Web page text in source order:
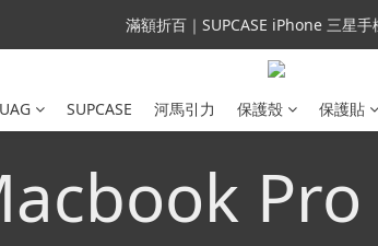
會員699免運｜父親節禮手機殼5折、行
滿額折百｜SUPCASE iPhone 三星手
會員699免運｜父親節禮手機殼5折、行
UAG SUPCASE 河馬引力 保護殼 保護貼